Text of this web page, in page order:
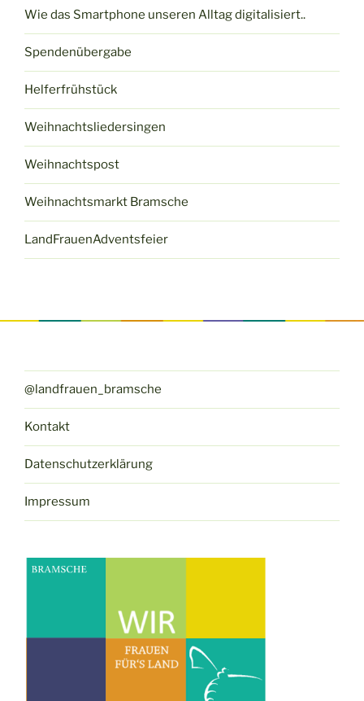
Wie das Smartphone unseren Alltag digitalisiert..
Spendenübergabe
Helferfrühstück
Weihnachtsliedersingen
Weihnachtspost
Weihnachtsmarkt Bramsche
LandFrauenAdventsfeier
@landfrauen_bramsche
Kontakt
Datenschutzerklärung
Impressum